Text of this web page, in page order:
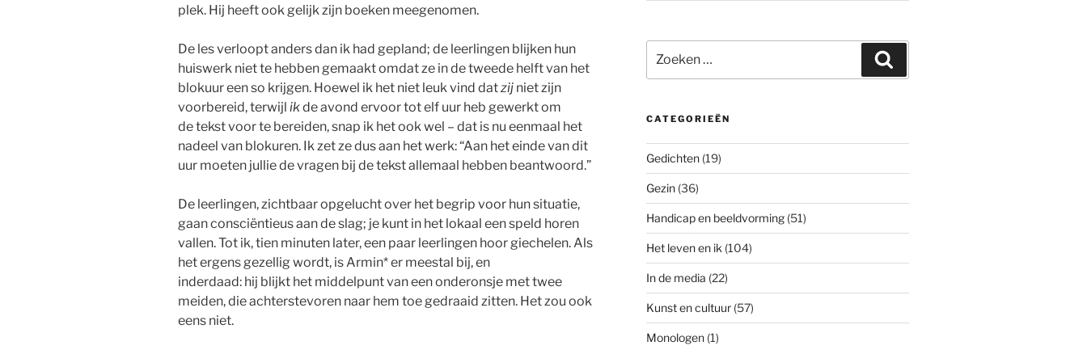
plek. Hij heeft ook gelijk zijn boeken meegenomen.
De les verloopt anders dan ik had gepland; de leerlingen blijken hun
huiswerk niet te hebben gemaakt omdat ze in de tweede helft van het
blokuur een so krijgen. Hoewel ik het niet leuk vind datzij niet zijn
voorbereid, terwijl ikde avond ervoor tot elf uur heb gewerkt om
de tekst voor te bereiden, snap ik het ook wel – dat is nu eenmaal het
nadeel van blokuren. Ik zet ze dus aan het werk: “Aan het einde van dit
uur moeten jullie de vragen bij de tekst allemaal hebben beantwoord.”
De leerlingen, zichtbaar opgelucht over het begrip voor hun situatie,
gaan consciëntieus aan de slag; je kunt in het lokaal een speld horen
vallen. Tot ik, tien minuten later, een paar leerlingen hoor giechelen. Als
het ergens gezellig wordt, is Armin* er meestal bij, en
inderdaad: hij blijkt het middelpunt van een onderonsje met twee
meiden, die achterstevoren naar hem toe gedraaid zitten. Het zou ook
eens niet.
naar:
CATEGORIEËN
Gedichten(19)
Gezin(36)
Handicap en beeldvorming(51)
Het leven en ik (104)
In de media (22)
Kunst en cultuur(57)
Monologen(1)